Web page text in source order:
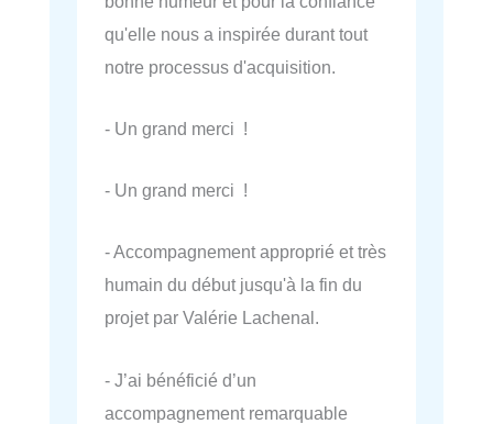
qu'elle nous a inspirée durant tout
notre processus d'acquisition.
- Un grand merci !
- Un grand merci !
- Accompagnement approprié et très
humain du début jusqu'à la fin du
projet par Valérie Lachenal.
- J’ai bénéficié d’un
accompagnement remarquable